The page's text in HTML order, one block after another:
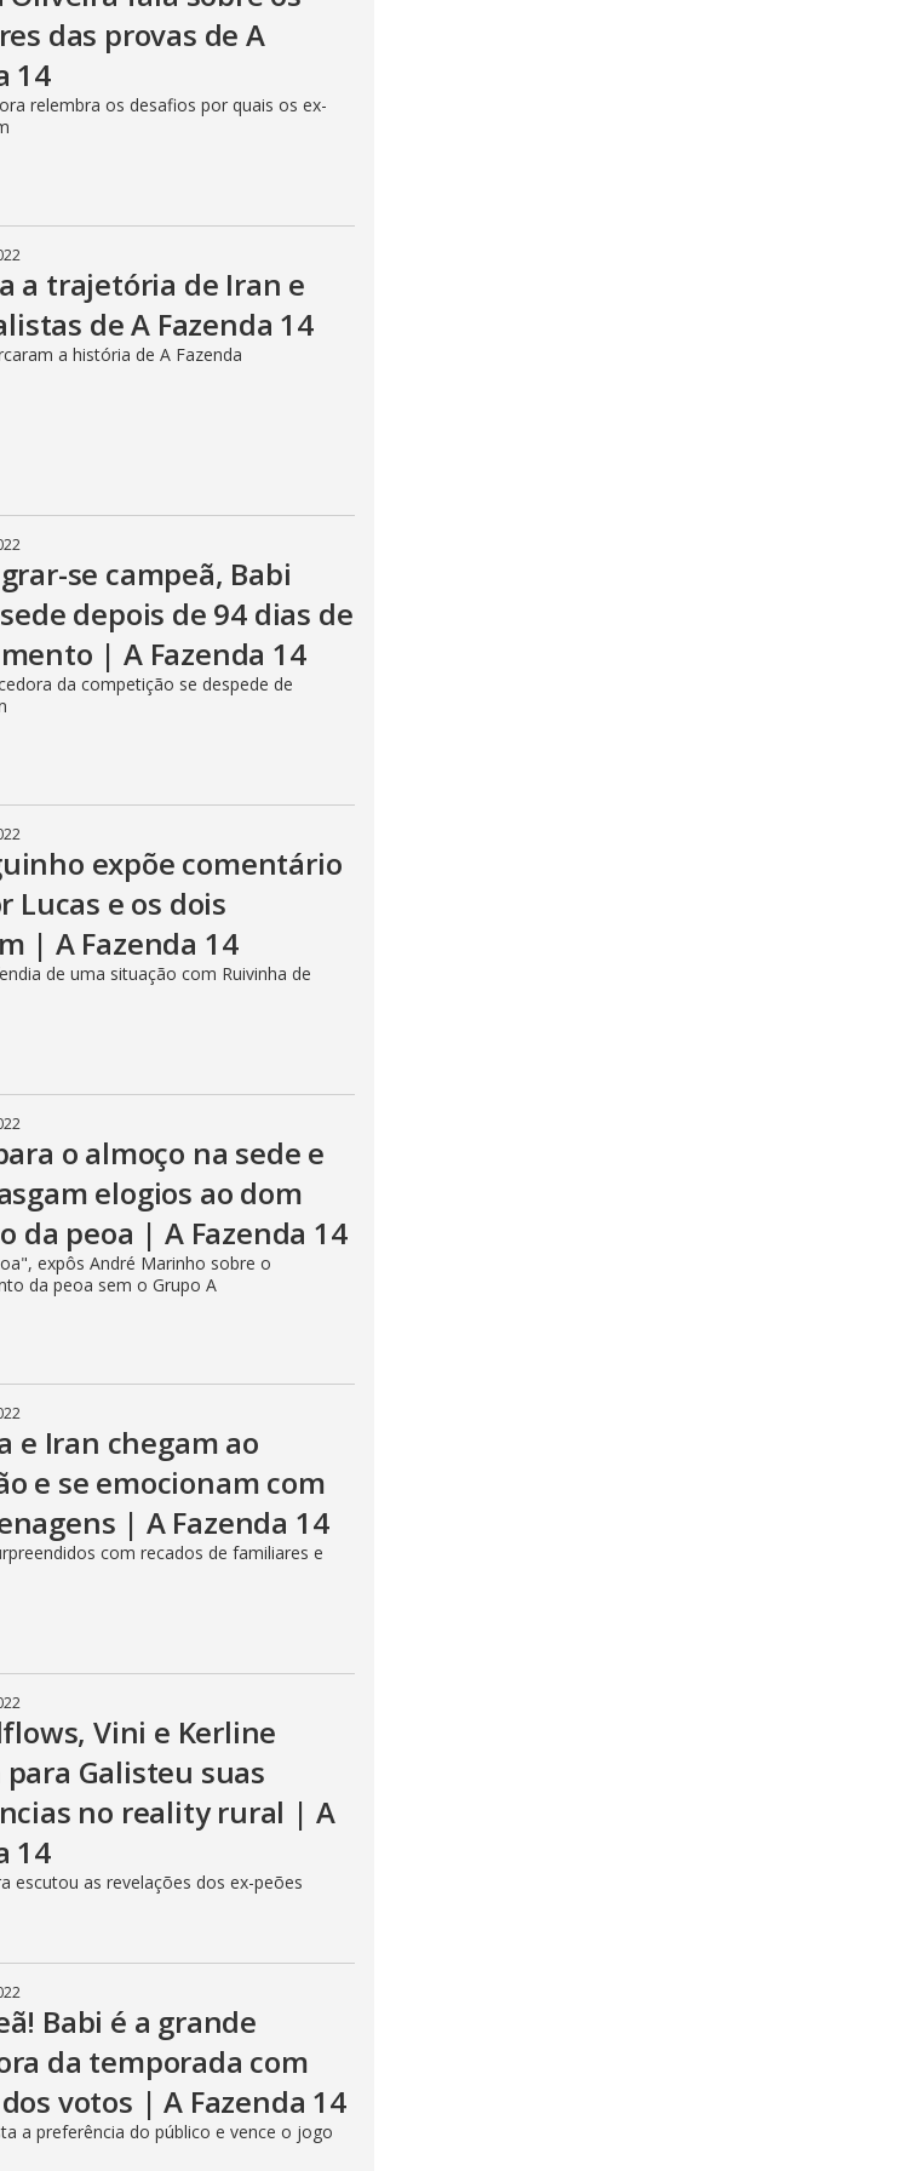
das provas de A
14
relembra os desafios por quais os ex-
a trajetória de Iran e
de A Fazenda 14
a história de A Fazenda
se campeã, Babi
depois de 94 dias de
| A Fazenda 14
da competição se despede de
expõe comentário
Lucas e os dois
| A Fazenda 14
de uma situação com Ruivinha de
o almoço na sede e
elogios ao dom
da peoa | A Fazenda 14
expôs André Marinho sobre o
da peoa sem o Grupo A
e Iran chegam ao
e se emocionam com
| A Fazenda 14
com recados de familiares e
Vini e Kerline
Galisteu suas
no reality rural | A
14
escutou as revelações dos ex-peões
Babi é a grande
da temporada com
votos | A Fazenda 14
a preferência do público e vence o jogo